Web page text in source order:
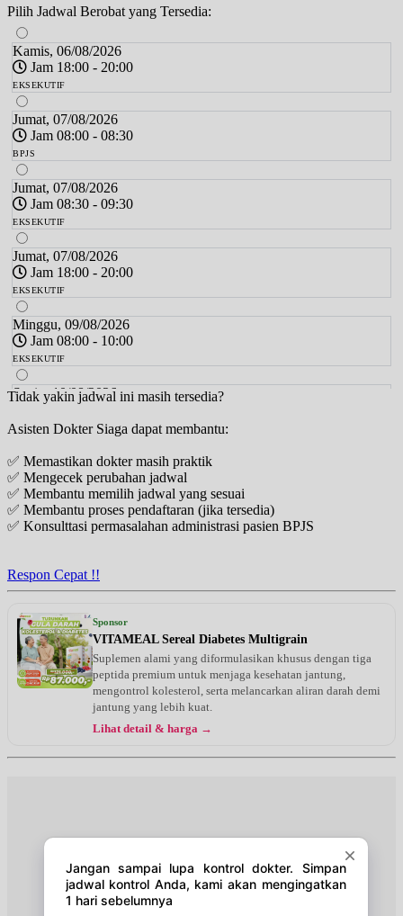
Pilih Jadwal Berobat yang Tersedia:
Kamis, 06/08/2026
Jam 18:00 - 20:00
EKSEKUTIF
Jumat, 07/08/2026
Jam 08:00 - 08:30
BPJS
Jumat, 07/08/2026
Jam 08:30 - 09:30
EKSEKUTIF
Jumat, 07/08/2026
Jam 18:00 - 20:00
EKSEKUTIF
Minggu, 09/08/2026
Jam 08:00 - 10:00
EKSEKUTIF
Senin, 10/08/2026
Jam 08:30 - 09:30
EKSEKUTIF
Senin, 10/08/2026
Jam 18:00 - 20:00
EKSEKUTIF
Selasa, 11/08/2026
Jam 18:00 - 20:00
EKSEKUTIF
Rabu, 12/08/2026
Jam 18:00 - 20:00
Kamis, 13/08/2026
EKSEKUTIF
Jumat, 14/08/2026
Jam 08:00 - 08:30
Tidak yakin jadwal ini masih tersedia?
Asisten Dokter Siaga dapat membantu:
✅ Memastikan dokter masih praktik
✅ Mengecek perubahan jadwal
✅ Membantu memilih jadwal yang sesuai
✅ Membantu proses pendaftaran (jika tersedia)
✅ Konsulttasi permasalahan administrasi pasien BPJS
Respon Cepat !!
Sponsor
VITAMEAL Sereal Diabetes Multigrain
Suplemen alami yang diformulasikan khusus dengan tiga
peptida premium untuk menjaga kesehatan jantung,
mengontrol kolesterol, serta melancarkan aliran darah demi
jantung yang lebih kuat.
Lihat detail & harga →